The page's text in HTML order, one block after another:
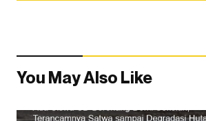
You May Also Like